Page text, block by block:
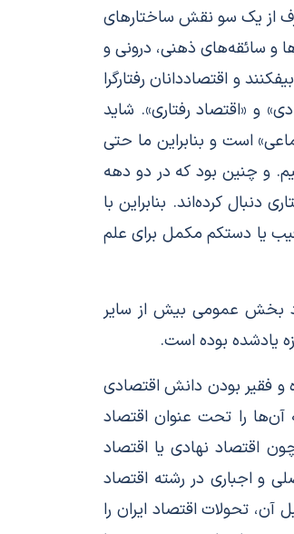
از یک سو نقش ساختارهای
و سائقه‌های ذهنی، درونی و
و اقتصاددانان رفتارگرا
و «اقتصاد رفتاری». شاید
است و بنابراین ما حتی
و چنین بود که در دو دهه
کرده‌اند. بنابراین با
یا دستکم مکمل برای علم
بخش عمومی بیش از سایر
یادشده بوده است.
و فقیر بودن دانش اقتصادی
را تحت عنوان اقتصاد
اقتصاد نهادی یا اقتصاد
و اجباری در رشته اقتصاد
تحولات اقتصاد ایران را